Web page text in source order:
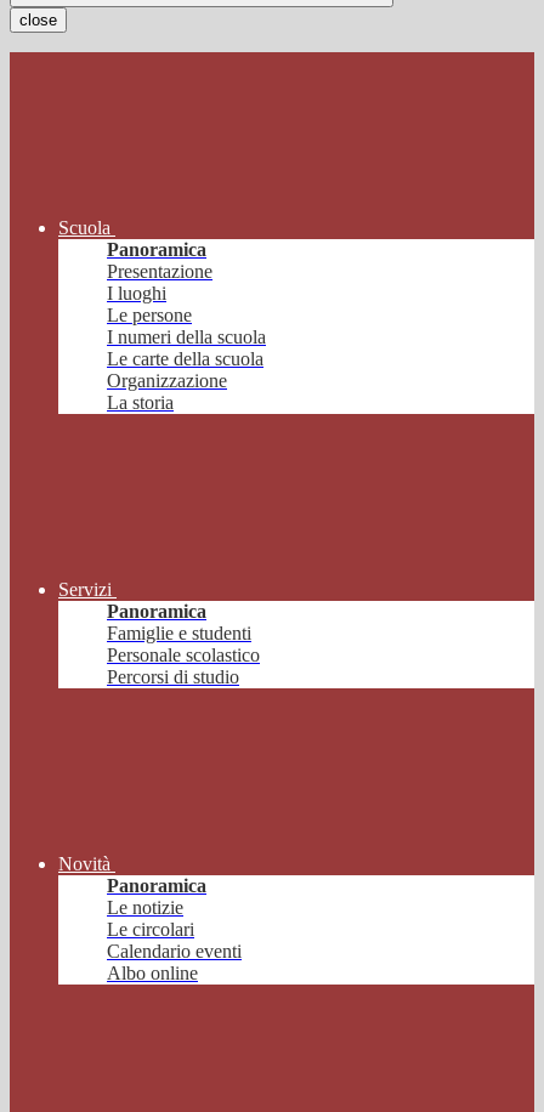
close
Scuola
Panoramica
Presentazione
I luoghi
Le persone
I numeri della scuola
Le carte della scuola
Organizzazione
La storia
Servizi
Panoramica
Famiglie e studenti
Personale scolastico
Percorsi di studio
Novità
Panoramica
Le notizie
Le circolari
Calendario eventi
Albo online